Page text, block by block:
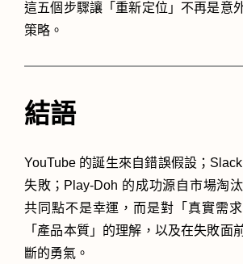
這五個步驟讓「重新定位」不再是意
策略。
結語
YouTube 的誕生來自錯誤假設；
失敗；Play-Doh 的成功源自市場淘
共同點不是幸運，而是對「真實需
「產品本質」的理解，以及在失敗面
斷的勇氣。